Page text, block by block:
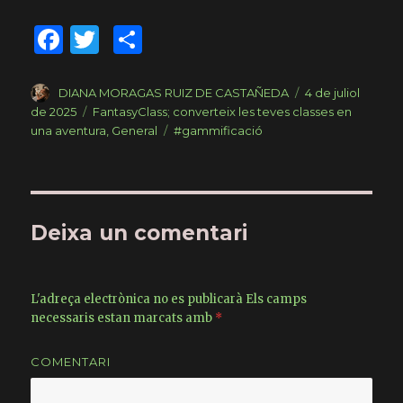
F
c
e
o
k
T
it
te
m
p
te
Author
DIANA MORAGAS RUIZ DE CASTAÑEDA
Posted
on
4 de juliol
de 2025
Categories
FantasyClass; converteix les teves classes en
una aventura, General Tags
#gammificació
Deixa un comentari
L'adreça electrònica no es publicarà Els camps
necessaris estan marcats amb *
COMENTARI